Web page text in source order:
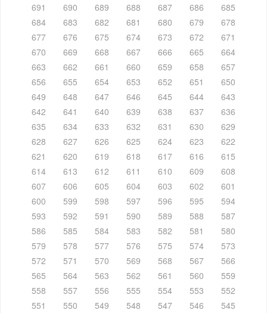
691
690 689 688 687 686
685
684
683 682 681 680 679
678
677
676 675 674 673 672
671
670
669 668 667 666 665
664
663
662 661 660 659 658
657
656
655 654 653 652 651
650
649
648 647 646 645 644
643
642
641 640 639 638 637
636
635
634 633 632 631 630
629
628
627 626 625 624 623
622
621
620 619 618 617 616
615
614
613 612 611 610 609
608
607
606 605 604 603 602
601
600
599 598 597 596 595
594
593
592 591 590 589 588
587
586
585 584 583 582 581
580
579
578 577 576 575 574
573
572
571 570 569 568 567
566
565
564 563 562 561 560
559
558
557 556 555 554 553
552
551
550 549 548 547 546
545